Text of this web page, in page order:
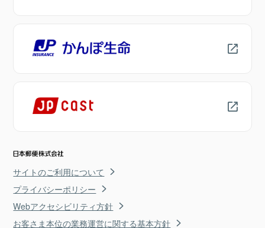
サイトのご利用について
プライバシーポリシー
Webアクセシビリティ方針
お客さま本位の業務運営に関する基本方針